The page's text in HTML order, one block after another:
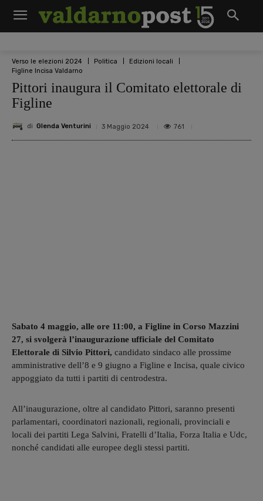
Verso le elezioni 2024 Politica
Edizioni locali
Figline Incisa Valdarno
Pittori inaugura il Comitato elettorale di
Figline
di Glenda Venturini 3 Maggio 2024 761
Sabato 4 maggio, alle ore 11:00, a Figline in Corso Mazzini
27, si svolgerà l’inaugurazione ufficiale del Comitato
Elettorale di Silvio Pittori, candidato sindaco alle prossime
amministrative dell’8 e 9 giugno a Figline e Incisa, quale civico
appoggiato da tutti i partiti di centrodestra.
All’inaugurazione, oltre al candidato Pittori, saranno presenti
parlamentari, coordinatori nazionali, regionali, provinciali e
locali dei partiti Lega Salvini, Fratelli d’Italia, Forza Italia e Udc,
nonché candidati alle europee degli stessi partiti.